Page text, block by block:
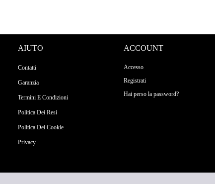
AIUTO
Contatti
Garanzia
Termini E Condizioni
Politica Dei Resi
Politica Dei Cookie
Privacy
ACCOUNT
Accesso
Registrati
Hai perso la password?